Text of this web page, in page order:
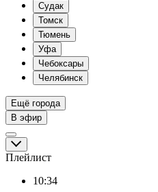
Судак
Томск
Тюмень
Уфа
Чебоксары
Челябинск
Ещё города
В эфир
Плейлист
10:34